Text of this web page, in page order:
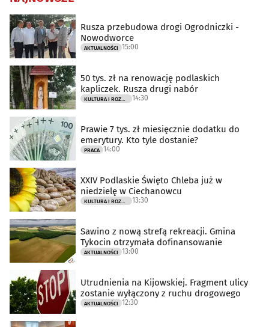
Rusza przebudowa drogi Ogrodniczki -
Nowodworce
AKTUALNOŚCI 15:00
50 tys. zł na renowację podlaskich
kapliczek. Rusza drugi nabór
14:30
Prawie 7 tys. zł miesięcznie dodatku do
emerytury. Kto tyle dostanie?
PRACA 14:00
XXIV Podlaskie Święto Chleba już w
niedzielę w Ciechanowcu
13:30
Sawino z nową strefą rekreacji. Gmina
Tykocin otrzymała dofinansowanie
AKTUALNOŚCI 13:00
Utrudnienia na Kijowskiej. Fragment ulicy
zostanie wyłączony z ruchu drogowego
AKTUALNOŚCI 12:30